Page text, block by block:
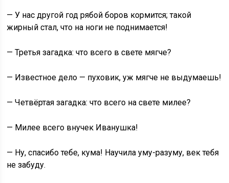
— У нас другой год рябой боров кормится; такой
жирный стал, что на ноги не поднимается!
— Третья загадка: что всего в свете мягче?
— Известное дело — пуховик, уж мягче не выдумаешь!
— Четвёртая загадка: что всего на свете милее?
— Милее всего внучек Иванушка!
— Ну, спасибо тебе, кума! Научила уму-разуму, век тебя
не забуду.